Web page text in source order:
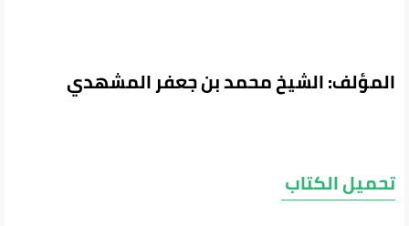
المؤلف: الشيخ محمد بن جعفر المشهدي
تحميل الكتاب